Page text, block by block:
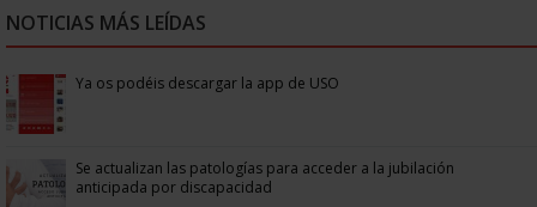
NOTICIAS MÁS LEÍDAS
Ya os podéis descargar la app de USO
Se actualizan las patologías para acceder a la jubilación
anticipada por discapacidad